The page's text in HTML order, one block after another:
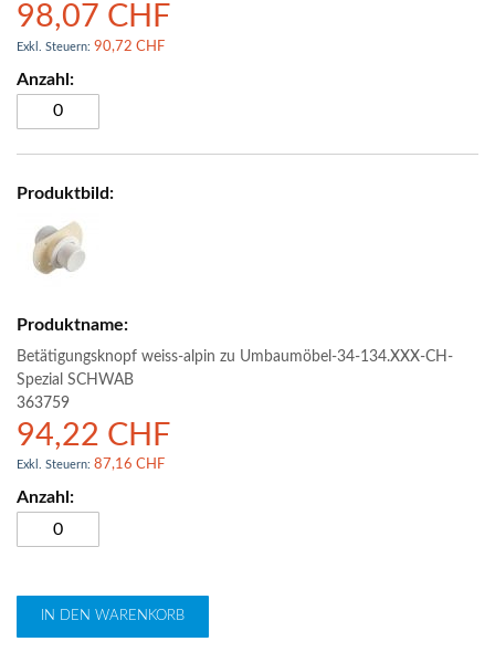
98,07 CHF
90,72 CHF
Betätigungsknopf weiss-alpin zu Umbaumöbel-34-134.XXX-CH-
Spezial SCHWAB
363759
94,22 CHF
87,16 CHF
IN DEN WARENKORB